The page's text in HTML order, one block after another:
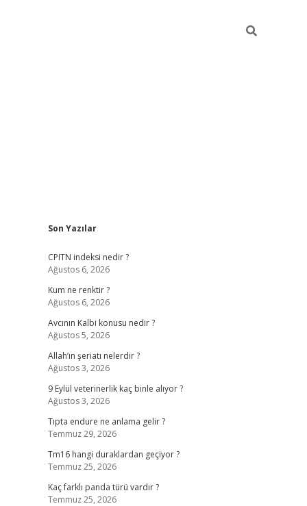
Sidebar
Son Yazılar
CPITN indeksi nedir ?
Ağustos 6, 2026
Kum ne renktir ?
Ağustos 6, 2026
Avcının Kalbi konusu nedir ?
Ağustos 5, 2026
Allah’ın şeriatı nelerdir ?
Ağustos 3, 2026
9 Eylül veterinerlik kaç binle alıyor ?
Ağustos 3, 2026
Tıpta endure ne anlama gelir ?
Temmuz 29, 2026
Tm16 hangi duraklardan geçiyor ?
Temmuz 25, 2026
Kaç farklı panda türü vardır ?
Temmuz 25, 2026